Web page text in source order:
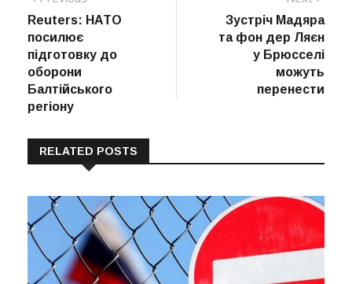
записів
post:
Reuters: НАТО
посилює
підготовку до
оборони
Балтійського
регіону
post:
Зустріч Мадяра
та фон дер Ляєн
у Брюсселі
можуть
перенести
RELATED POSTS